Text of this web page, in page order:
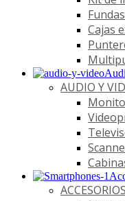
Cajas
AUDIO Y